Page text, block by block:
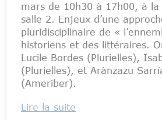
mars de 10h30 à 17h00, à la
salle 2. Enjeux d’une
pluridisciplinaire de «
historiens et des littéraires.
Lucile Bordes (Plurielles),
(Plurielles), et Arànzazu
(Ameriber).
Lire la suite